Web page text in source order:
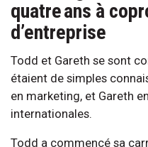
quatre ans à
d’entreprise
Todd et Gareth se sont
étaient de simples
en marketing, et Gareth
internationales.
Todd a commencé sa